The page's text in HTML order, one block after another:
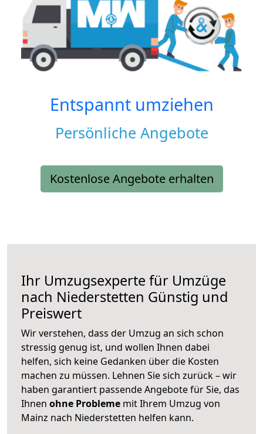
Entspannt umziehen
Persönliche Angebote
Kostenlose Angebote erhalten
Ihr Umzugsexperte für Umzüge
nach Niederstetten Günstig und
Preiswert
Wir verstehen, dass der Umzug an sich schon
stressig genug ist, und wollen Ihnen dabei
helfen, sich keine Gedanken über die Kosten
machen zu müssen. Lehnen Sie sich zurück – wir
haben garantiert passende Angebote für Sie, das
Ihnen ohne Probleme mit Ihrem Umzug von
Mainz nach Niederstetten helfen kann.